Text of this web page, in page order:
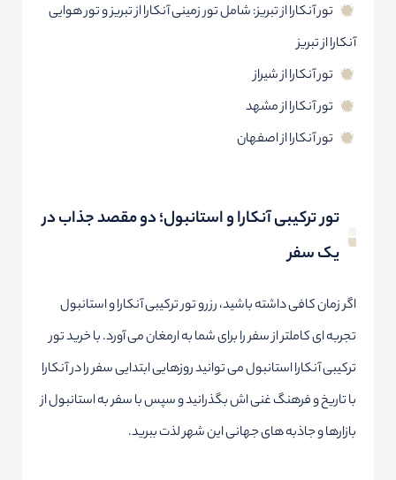
تور آنکارا از تبریز: شامل تور زمینی آنکارا از تبریز و تور هوایی
آنکارا از تبریز
تور آنکارا از شیراز
تور آنکارا از مشهد
تور آنکارا از اصفهان
تور ترکیبی آنکارا و استانبول؛ دو مقصد جذاب در
یک سفر
اگر زمان کافی داشته باشید، رزرو تور ترکیبی آنکارا و استانبول
تجربه ای کاملتر از سفر را برای شما به ارمغان می آورد. با خرید تور
ترکیبی آنکارا استانبول می توانید روزهایی ابتدایی سفر را در آنکارا
با تاریخ و فرهنگ غنی اش بگذرانید و سپس با سفر به استانبول از
بازارها و جاذبه های جهانی این شهر لذت ببرید.